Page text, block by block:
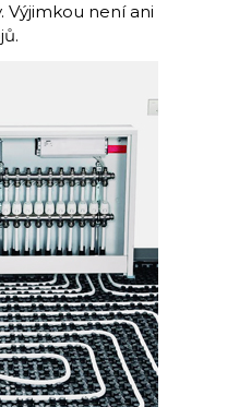
Výjimkou není ani